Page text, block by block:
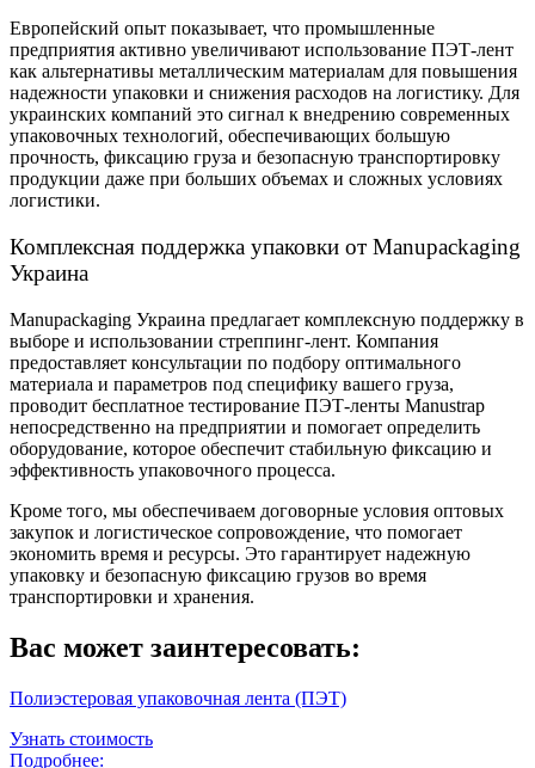
Европейский опыт показывает, что промышленные
предприятия активно увеличивают использование ПЭТ-лент
как альтернативы металлическим материалам для повышения
надежности упаковки и снижения расходов на логистику. Для
украинских компаний это сигнал к внедрению современных
упаковочных технологий, обеспечивающих большую
прочность, фиксацию груза и безопасную транспортировку
продукции даже при больших объемах и сложных условиях
логистики.
Комплексная поддержка упаковки от Manupackaging
Украина
Manupackaging Украина предлагает комплексную поддержку в
выборе и использовании стреппинг-лент. Компания
предоставляет консультации по подбору оптимального
материала и параметров под специфику вашего груза,
проводит бесплатное тестирование ПЭТ-ленты Manustrap
непосредственно на предприятии и помогает определить
оборудование, которое обеспечит стабильную фиксацию и
эффективность упаковочного процесса.
Кроме того, мы обеспечиваем договорные условия оптовых
закупок и логистическое сопровождение, что помогает
экономить время и ресурсы. Это гарантирует надежную
упаковку и безопасную фиксацию грузов во время
транспортировки и хранения.
Вас может заинтересовать:
Полиэстеровая упаковочная лента (ПЭТ)
Узнать стоимость
Подробнее: